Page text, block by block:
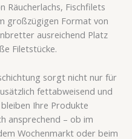
Räucherlachs, Fischfilets
großzügigen Format von
ausreichend Platz
Filetstücke.
sorgt nicht nur für
fettabweisend und
Ihre Produkte
ansprechend – ob im
Wochenmarkt oder beim